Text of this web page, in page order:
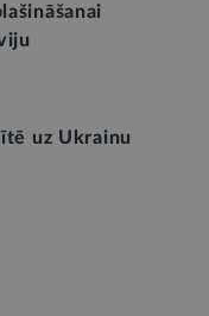
uz Ukrainu